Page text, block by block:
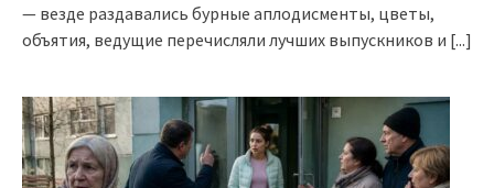
— везде раздавались бурные аплодисменты, цветы,
объятия, ведущие перечисляли лучших выпускников и [...]